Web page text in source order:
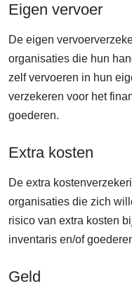
Eigen vervoer
De eigen
organisaties die hun
zelf vervoeren in hun
verzekeren voor het
goederen.
Extra kosten
De extra
organisaties die zich
risico van extra kosten
inventaris en/of
Geld